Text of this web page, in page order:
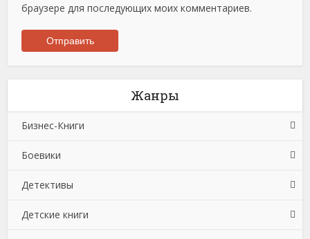
браузере для последующих моих комментариев.
Жанры
Бизнес-Книги
Банковское дело
Бухучет, налогообложение, аудит
Делопроизводство
Боевики
Боевики: Прочее
Криминальные боевики
Детективы
Зарубежные детективы
Детские книги